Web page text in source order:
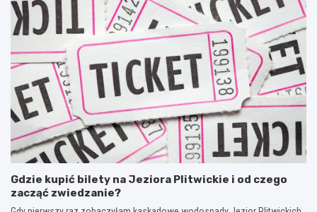
Gdzie kupić bilety na Jeziora Plitwickie i od czego
zacząć zwiedzanie?